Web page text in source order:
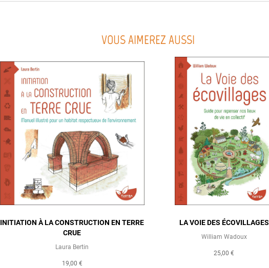
VOUS AIMEREZ AUSSI
INITIATION À LA CONSTRUCTION EN TERRE
CRUE
Laura Bertin
19,00 €
LA VOIE DES ÉCOVILLAGES
William Wadoux
25,00 €